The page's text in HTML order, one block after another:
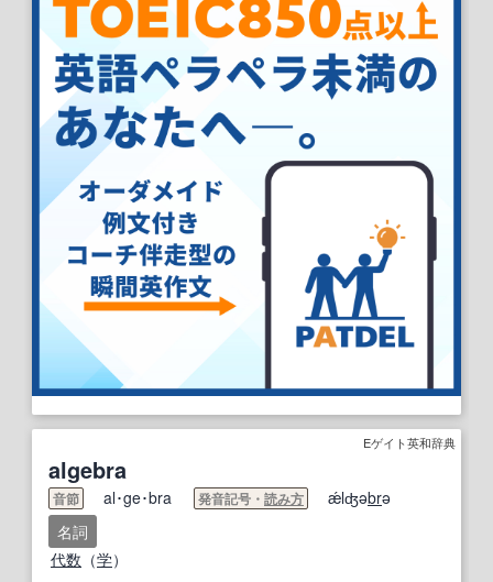
Eゲイト英和辞典
algebra
音節 al･ge･bra 発音記号・ 読み方 ǽlʤəbrə
名詞
代数 （学）